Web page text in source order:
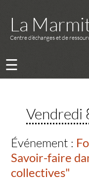
La
Centre d’échanges et de
☰
Vendredi
Événement :
Savoir-faire
collectives"